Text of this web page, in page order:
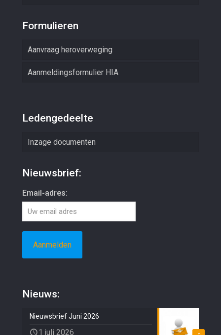
Formulieren
Aanvraag heroverweging
Aanmeldingsformulier HIA
Ledengedeelte
Inzage documenten
Nieuwsbrief:
Email-adres:
Nieuws:
Nieuwsbrief Juni 2026
1 juli 2026